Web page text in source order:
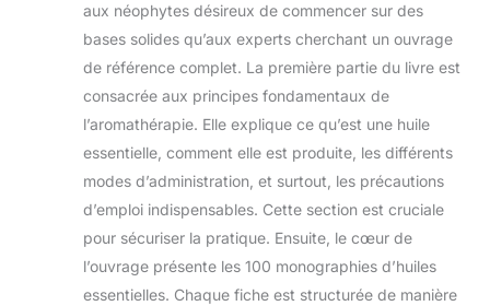
aux néophytes désireux de commencer sur des
bases solides qu’aux experts cherchant un ouvrage
de référence complet. La première partie du livre est
consacrée aux principes fondamentaux de
l’aromathérapie. Elle explique ce qu’est une huile
essentielle, comment elle est produite, les différents
modes d’administration, et surtout, les précautions
d’emploi indispensables. Cette section est cruciale
pour sécuriser la pratique. Ensuite, le cœur de
l’ouvrage présente les 100 monographies d’huiles
essentielles. Chaque fiche est structurée de manière